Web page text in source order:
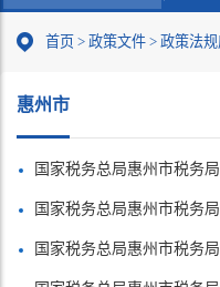
首页 > 政策文件 > 政策法
惠州市
国家税务总局惠州市税务局关于废止惠州市地方
国家税务总局惠州市税务局 惠州市住房和城乡建设局关于发布
国家税务总局惠州市税务局关于明确土地